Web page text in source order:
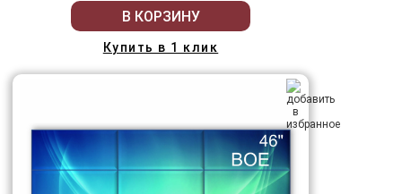
В КОРЗИНУ
Купить в 1 клик